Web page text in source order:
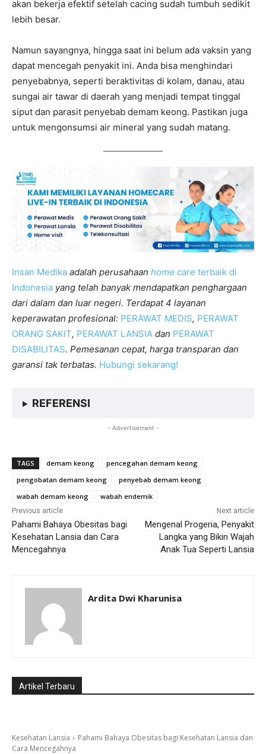
akan bekerja efektif setelah cacing sudah tumbuh sedikit
lebih besar.
Namun sayangnya, hingga saat ini belum ada vaksin yang
dapat mencegah penyakit ini. Anda bisa menghindari
penyebabnya, seperti beraktivitas di kolam, danau, atau
sungai air tawar di daerah yang menjadi tempat tinggal
siput dan parasit penyebab demam keong. Pastikan juga
untuk mengonsumsi air mineral yang sudah matang.
Insan Medika adalah perusahaan home care terbaik di
Indonesia yang telah banyak mendapatkan penghargaan
dari dalam dan luar negeri. Terdapat 4 layanan
keperawatan profesional: PERAWAT MEDIS, PERAWAT
ORANG SAKIT, PERAWAT LANSIA dan PERAWAT
DISABILITAS. Pemesanan cepat, harga transparan dan
garansi tak terbatas. Hubungi sekarang!
REFERENSI
- Advertisement -
TAGS demam keong
pencegahan demam keong
pengobatan demam keong
penyebab demam keong
wabah demam keong
wabah endemik
Previous article
Pahami Bahaya Obesitas bagi
Kesehatan Lansia dan Cara
Mencegahnya
Next article
Mengenal Progeria, Penyakit
Langka yang Bikin Wajah
Anak Tua Seperti Lansia
Ardita Dwi Kharunisa
Artikel Terbaru